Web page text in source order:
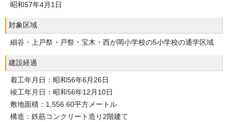
昭和57年4月1日
対象区域
細谷・上戸祭・戸祭・宝木・西が岡小学校の5小学校の通学区域
建設経過
着工年月日：昭和56年6月26日
竣工年月日：昭和56年12月10日
敷地面積：1,556.60平方メートル
構造：鉄筋コンクリート造り2階建て